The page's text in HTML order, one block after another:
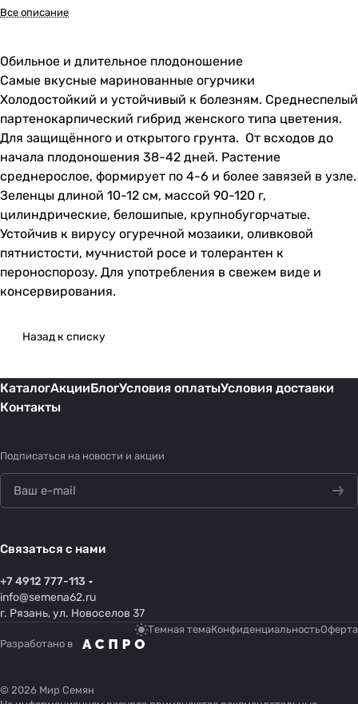
Все описание
Обильное и длительное плодоношение
Самые вкусные маринованные огурчики
Холодостойкий и устойчивый к болезням. Среднеспелый
партенокарпический гибрид женского типа цветения.
Для защищённого и открытого грунта. От всходов до
начала плодоношения 38-42 дней. Растение
среднерослое, формирует по 4-6 и более завязей в узле.
Зеленцы длиной 10-12 см, массой 90-120 г,
цилиндрические, белошипые, крупнобугорчатые.
Устойчив к вирусу огуречной мозаики, оливковой
пятнистости, мучнистой росе и толерантен к
пероноспорозу. Для употребления в свежем виде и
консервирования.
Назад к списку
КаталогАкцииБлогУсловия оплатыУсловия доставки
Контакты
Подписаться на новости и акции
Связаться с нами
+7 4912 777-113
info@semena62.ru
г. Рязань, ул. Новоселов 37
Темная темаКонфиденциальностьОферта
Разработано в
© 2026 Мир Семян